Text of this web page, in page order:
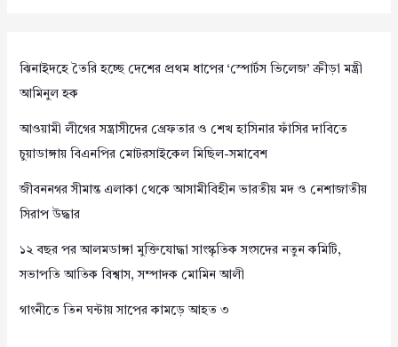
ঝিনাইদহে তৈরি হচ্ছে দেশের প্রথম ধাপের ‘স্পোর্টস ভিলেজ’ ক্রীড়া মন্ত্রী
আমিনুল হক
আওয়ামী লীগের সন্ত্রাসীদের গ্রেফতার ও শেখ হাসিনার ফাঁসির দাবিতে
চুয়াডাঙ্গায় বিএনপির মোটরসাইকেল মিছিল-সমাবেশ
জীবননগর সীমান্ত এলাকা থেকে আসামীবিহীন ভারতীয় মদ ও নেশাজাতীয়
সিরাপ উদ্ধার
১২ বছর পর আলমডাঙ্গা মুক্তিযোদ্ধা সাংস্কৃতিক সংসদের নতুন কমিটি,
সভাপতি আতিক বিশ্বাস, সম্পাদক মোমিন আলী
গাংনীতে তিন ঘন্টায় সাপের কামড়ে আহত ৩